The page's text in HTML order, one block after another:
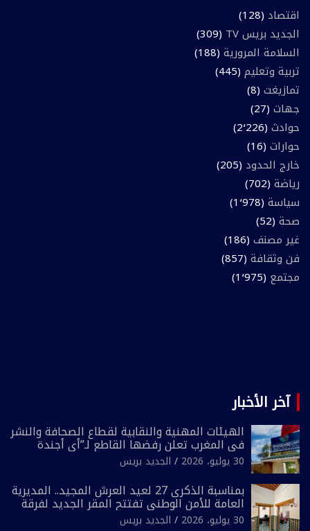
اقتصاد (128)
الجديد بريس TV
(309)
السلامة المرورية (188)
تربية وتعليم (445)
تمازيغت (8)
جهات (27)
حوادث (2٬226)
حوارات (16)
خارج الحدود (205)
رياضة (702)
سياسة (1٬978)
صحة (52)
غير مصنف (186)
فن وثقافة (857)
مجتمع (1٬975)
آخر الأخبار
الهيئات المهنية والنقابية لقطاع الصحافة والنشر
في المغرب تعلن رفضها القاطع لـ”أي أجندة
انتخابية مُعدة على مقاس سياسي ومصلحي
ضيق”
30 يوليو، 2026 الجديد بريس
بمناسبة الذكرى 27 لعيد العرش المجيد.. المديرية
العامة للأمن الوطني تفتتح المقر الجديد لفرقة
الشرطة السياحية بفاس
30 يوليو، 2026 الجديد بريس